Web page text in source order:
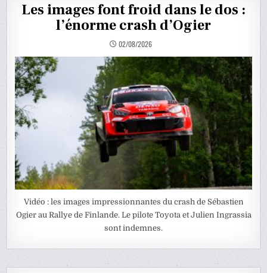
Les images font froid dans le dos :
l’énorme crash d’Ogier
02/08/2026
Vidéo : les images impressionnantes du crash de Sébastien
Ogier au Rallye de Finlande. Le pilote Toyota et Julien Ingrassia
sont indemnes.